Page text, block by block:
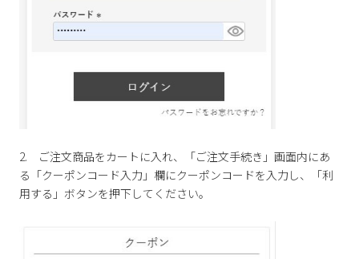
2. ご注文商品をカートに入れ、「ご注文手続き」画面内にあ
る「クーポンコード入力」欄にクーポンコードを入力し、「利
用する」ボタンを押下してください。